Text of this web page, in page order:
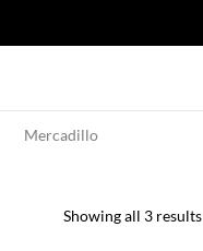
Mercadillo
Showing all 3 results